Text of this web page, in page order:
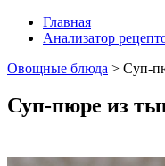
Главная
Анализатор
Овощные блюда > Суп-
Суп-пюре из